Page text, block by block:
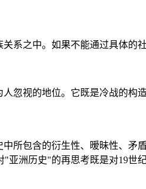
系之中。如果不能通过具体
忽视的地位。它既是冷战的构
所包含的衍生性、暧昧性、矛
洲历史"的再思考既是对19